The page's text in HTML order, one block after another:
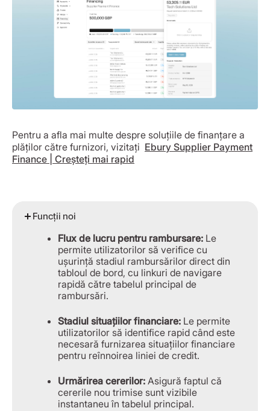
Pentru a afla mai multe despre soluțiile de finanțare a
plăților către furnizori, vizitați Ebury Supplier Payment
Finance | Creșteți mai rapid
Funcții noi
Flux de lucru pentru rambursare: Le
permite utilizatorilor să verifice cu
ușurință stadiul rambursărilor direct din
tabloul de bord, cu linkuri de navigare
rapidă către tabelul principal de
rambursări.
Stadiul situațiilor financiare: Le permite
utilizatorilor să identifice rapid când este
necesară furnizarea situațiilor financiare
pentru reînnoirea liniei de credit.
Urmărirea cererilor: Asigură faptul că
cererile nou trimise sunt vizibile
instantaneu în tabelul principal.